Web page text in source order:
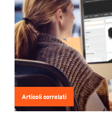
Articoli correlati